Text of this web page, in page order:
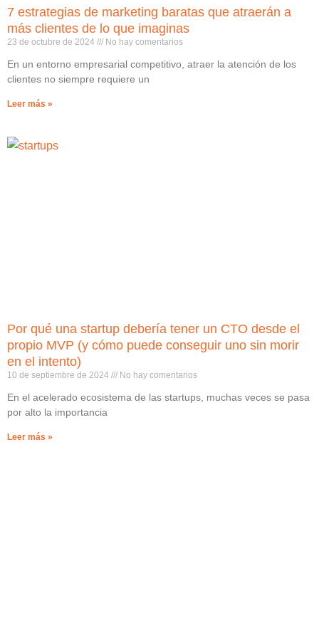
7 estrategias de marketing baratas que atraerán a
más clientes de lo que imaginas
23 de octubre de 2024 No hay comentarios
En un entorno empresarial competitivo, atraer la atención de los
clientes no siempre requiere un
Leer más »
Por qué una startup debería tener un CTO desde el
propio MVP (y cómo puede conseguir uno sin morir
en el intento)
10 de septiembre de 2024 No hay comentarios
En el acelerado ecosistema de las startups, muchas veces se pasa
por alto la importancia
Leer más »